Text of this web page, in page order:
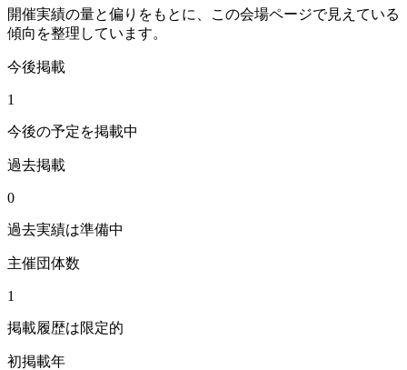
開催実績の量と偏りをもとに、この会場ページで見えている
傾向を整理しています。
今後掲載
1
今後の予定を掲載中
過去掲載
0
過去実績は準備中
主催団体数
1
掲載履歴は限定的
初掲載年